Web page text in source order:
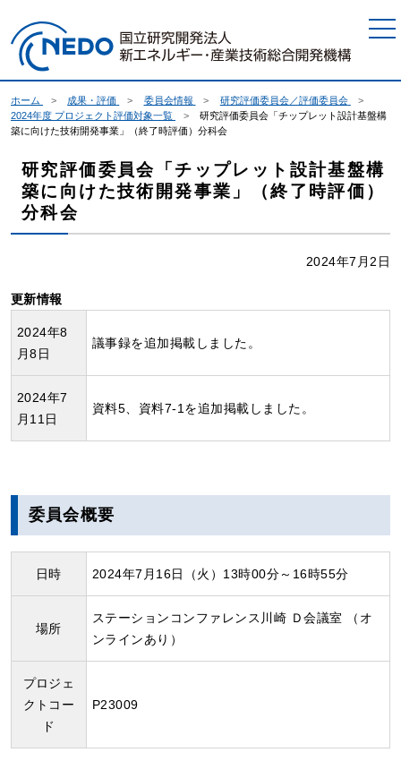
ホーム 成果・評価 委員会情報
研究評価委員会／評価委員会
2024年度 プロジェクト評価対象一覧
研究評価委員会「チップレット設計基盤構
築に向けた技術開発事業」（終了時評価）分科会
研究評価委員会「チップレット設計基盤構
築に向けた技術開発事業」（終了時評価）
分科会
2024年7月2日
更新情報
2024年8
月8日
議事録を追加掲載しました。
2024年7
月11日
資料5、資料7-1を追加掲載しました。
委員会概要
日時 2024年7月16日（火）13時00分～16時55分
場所
ステーションコンファレンス川崎 Ｄ会議室 （オ
ンラインあり）
プロジェ
クトコー
ド
P23009